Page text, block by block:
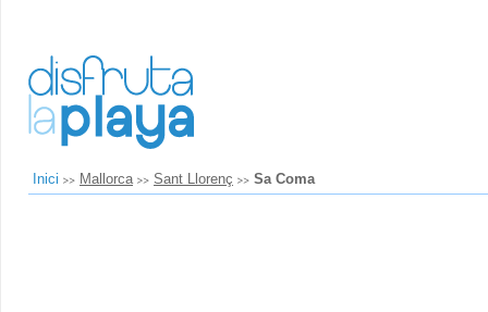
Inici Mallorca Sant Llorenç Sa Coma